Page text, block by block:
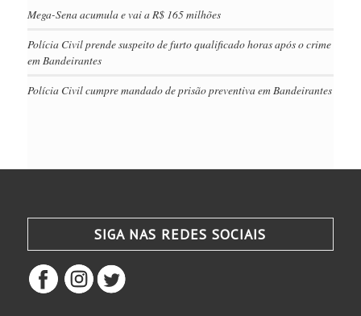
Mega-Sena acumula e vai a R$ 165 milhões
Polícia Civil prende suspeito de furto qualificado horas após o crime
em Bandeirantes
Polícia Civil cumpre mandado de prisão preventiva em Bandeirantes
SIGA NAS REDES SOCIAIS